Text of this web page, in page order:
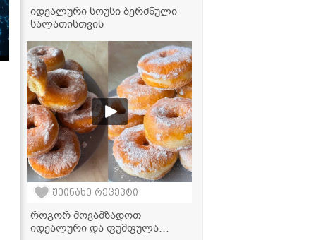
იდეალური სოუსი ბერძნული
სალათისთვის
შეინახე რეცეპტი
როგორ მოვამზადოთ
იდეალური და ფუმფულა